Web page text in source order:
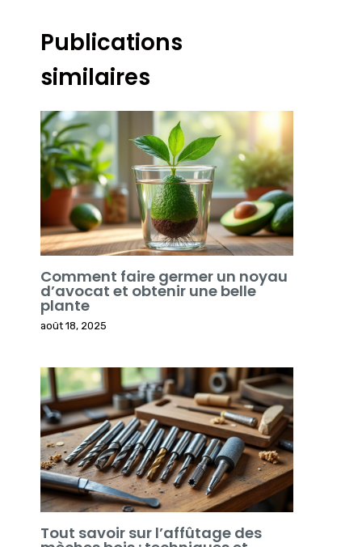
Publications
similaires
Comment faire germer un noyau
d’avocat et obtenir une belle
plante
août 18, 2025
Tout savoir sur l’affûtage des